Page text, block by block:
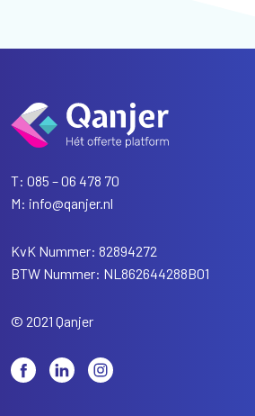
T: 085 – 06 478 70
M: info@qanjer.nl
KvK Nummer: 82894272
BTW Nummer: NL862644288B01
© 2021 Qanjer